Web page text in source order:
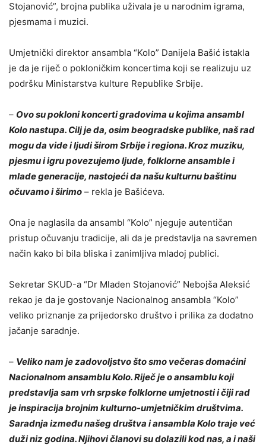
Stojanović”, brojna publika uživala je u narodnim igrama,
pjesmama i muzici.
Umjetnički direktor ansambla “Kolo” Danijela Bašić istakla
je da je riječ o pokloničkim koncertima koji se realizuju uz
podršku Ministarstva kulture Republike Srbije.
– Ovo su pokloni koncerti gradovima u kojima ansambl
Kolo nastupa. Cilj je da, osim beogradske publike, naš rad
mogu da vide i ljudi širom Srbije i regiona. Kroz muziku,
pjesmu i igru povezujemo ljude, folklorne ansamble i
mlade generacije, nastojeći da našu kulturnu baštinu
očuvamo i širimo – rekla je Bašićeva.
Ona je naglasila da ansambl “Kolo” njeguje autentičan
pristup očuvanju tradicije, ali da je predstavlja na savremen
način kako bi bila bliska i zanimljiva mladoj publici.
Sekretar SKUD-a “Dr Mladen Stojanović” Nebojša Aleksić
rekao je da je gostovanje Nacionalnog ansambla “Kolo”
veliko priznanje za prijedorsko društvo i prilika za dodatno
jačanje saradnje.
– Veliko nam je zadovoljstvo što smo večeras domaćini
Nacionalnom ansamblu Kolo. Riječ je o ansamblu koji
predstavlja sam vrh srpske folklorne umjetnosti i čiji rad
je inspiracija brojnim kulturno-umjetničkim društvima.
Saradnja između našeg društva i ansambla Kolo traje već
duži niz godina. Njihovi članovi su dolazili kod nas, a i naši